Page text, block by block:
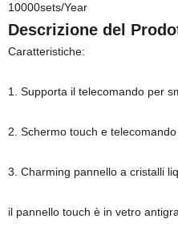
10000sets/Year
Descrizione del
Caratteristiche:
1. Supporta il telecomando per
2. Schermo touch e
3. Charming pannello a cristalli
il pannello touch è in vetro